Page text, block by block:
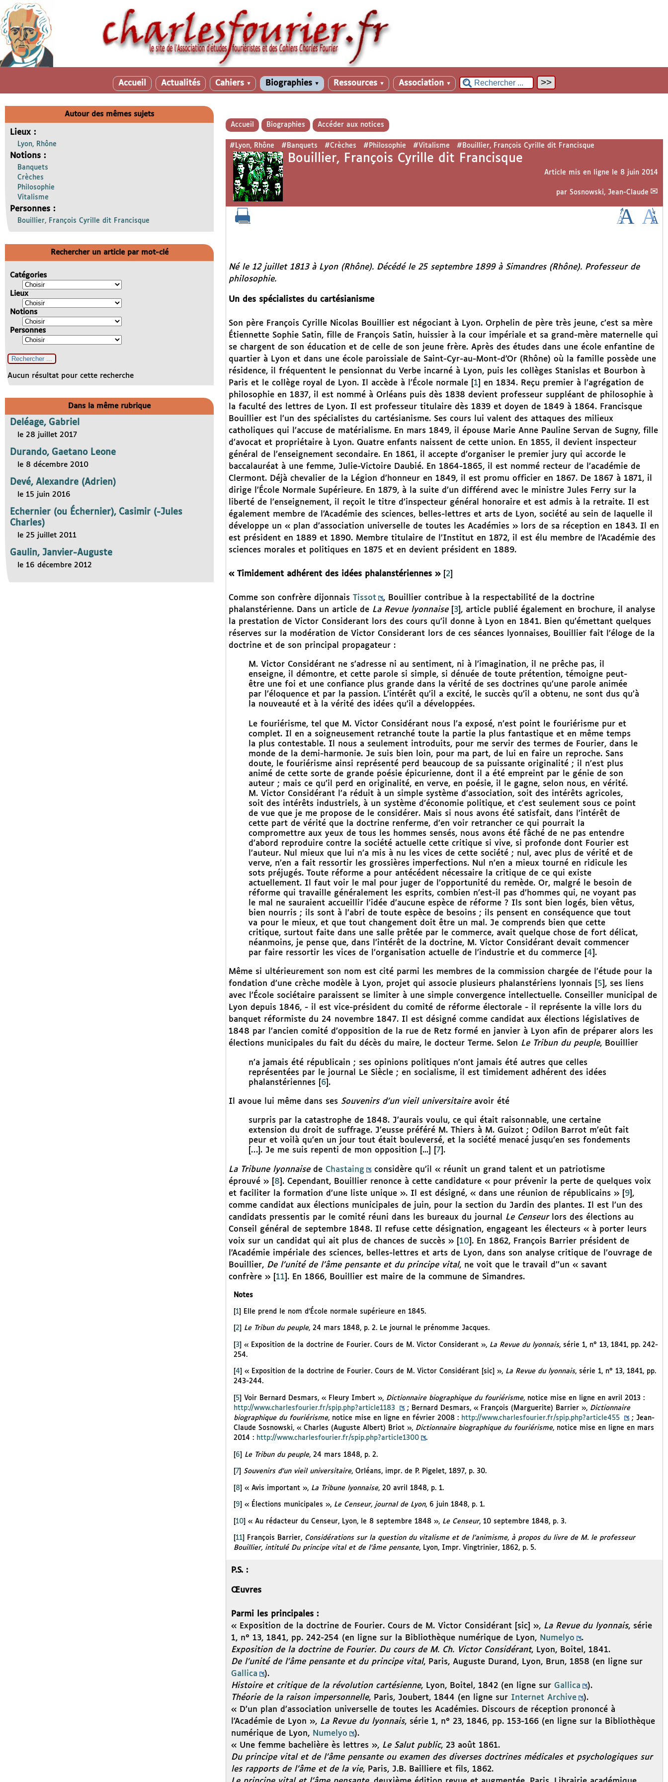
Accueil Actualités Cahiers ▼ Biographies ▼ Ressources ▼ Association ▼
Accueil Biographies Accéder aux notices
#Lyon, Rhône #Banquets #Crèches #Philosophie #Vitalisme #Bouillier, François Cyrille dit Francisque
Bouillier, François Cyrille dit Francisque
Article mis en ligne le 8 juin 2014
par Sosnowski, Jean-Claude
Né le 12 juillet 1813 à Lyon (Rhône). Décédé le 25 septembre 1899 à Simandres (Rhône). Professeur de
philosophie.
Un des spécialistes du cartésianisme
Son père François Cyrille Nicolas Bouillier est négociant à Lyon. Orphelin de père très jeune, c’est sa mère
Étiennette Sophie Satin, fille de François Satin, huissier à la cour impériale et sa grand-mère maternelle qui
se chargent de son éducation et de celle de son jeune frère. Après des études dans une école enfantine de
quartier à Lyon et dans une école paroissiale de Saint-Cyr-au-Mont-d’Or (Rhône) où la famille possède une
résidence, il fréquentent le pensionnat du Verbe incarné à Lyon, puis les collèges Stanislas et Bourbon à
Paris et le collège royal de Lyon. Il accède à l’École normale[ 1
en 1834. Reçu premier à l’agrégation de
philosophie en 1837, il est nommé à Orléans puis dès 1838 devient professeur suppléant de philosophie à
la faculté des lettres de Lyon. Il est professeur titulaire dès 1839 et doyen de 1849 à 1864. Francisque
Bouillier est l’un des spécialistes du cartésianisme. Ses cours lui valent des attaques des milieux
catholiques qui l’accuse de matérialisme. En mars 1849, il épouse Marie Anne Pauline Servan de Sugny, fille
d’avocat et propriétaire à Lyon. Quatre enfants naissent de cette union. En 1855, il devient inspecteur
général de l’enseignement secondaire. En 1861, il accepte d’organiser le premier jury qui accorde le
baccalauréat à une femme, Julie-Victoire Daubié. En 1864-1865, il est nommé recteur de l’académie de
Clermont. Déjà chevalier de la Légion d’honneur en 1849, il est promu officier en 1867. De 1867 à 1871, il
dirige l’École Normale Supérieure. En 1879, à la suite d’un différend avec le ministre Jules Ferry sur la
liberté de l’enseignement, il reçoit le titre d’inspecteur général honoraire et est admis à la retraite. Il est
également membre de l’Académie des sciences, belles-lettres et arts de Lyon, société au sein de laquelle il
développe un « plan d’association universelle de toutes les Académies » lors de sa réception en 1843. Il en
est président en 1889 et 1890. Membre titulaire de l’Institut en 1872, il est élu membre de l’Académie des
sciences morales et politiques en 1875 et en devient président en 1889.
« Timidement adhérent des idées phalanstériennes »[ 2]
Comme son confrère dijonnais Tissot
, Bouillier contribue à la respectabilité de la doctrine
phalanstérienne. Dans un article de La Revue lyonnaise[ 3] , article publié également en brochure, il analyse
la prestation de Victor Considerant lors des cours qu’il donne à Lyon en 1841. Bien qu’émettant quelques
réserves sur la modération de Victor Considerant lors de ces séances lyonnaises, Bouillier fait l’éloge de la
doctrine et de son principal propagateur :
M. Victor Considérant ne s’adresse ni au sentiment, ni à l’imagination, il ne prêche pas, il
enseigne, il démontre, et cette parole si simple, si dénuée de toute prétention, témoigne peut-
être une foi et une confiance plus grande dans la vérité de ses doctrines qu’une parole animée
par l’éloquence et par la passion. L’intérêt qu’il a excité, le succès qu’il a obtenu, ne sont dus qu’à
la nouveauté et à la vérité des idées qu’il a développées.
Le fouriérisme, tel que M. Victor Considérant nous l’a exposé, n’est point le fouriérisme pur et
complet. Il en a soigneusement retranché toute la partie la plus fantastique et en même temps
la plus contestable. Il nous a seulement introduits, pour me servir des termes de Fourier, dans le
monde de la demi-harmonie. Je suis bien loin, pour ma part, de lui en faire un reproche. Sans
doute, le fouriérisme ainsi représenté perd beaucoup de sa puissante originalité ; il n’est plus
animé de cette sorte de grande poésie épicurienne, dont il a été empreint par le génie de son
auteur ; mais ce qu’il perd en originalité, en verve, en poésie, il le gagne, selon nous, en vérité.
M. Victor Considérant l’a réduit à un simple système d’association, soit des intérêts agricoles,
soit des intérêts industriels, à un système d’économie politique, et c’est seulement sous ce point
de vue que je me propose de le considérer. Mais si nous avons été satisfait, dans l’intérêt de
cette part de vérité que la doctrine renferme, d’en voir retrancher ce qui pourrait la
compromettre aux yeux de tous les hommes sensés, nous avons été fâché de ne pas entendre
d’abord reproduire contre la société actuelle cette critique si vive, si profonde dont Fourier est
l’auteur. Nul mieux que lui n’a mis à nu les vices de cette société ; nul, avec plus de vérité et de
verve, n’en a fait ressortir les grossières imperfections. Nul n’en a mieux tourné en ridicule les
sots préjugés. Toute réforme a pour antécédent nécessaire la critique de ce qui existe
actuellement. Il faut voir le mal pour juger de l’opportunité du remède. Or, malgré le besoin de
réforme qui travaille généralement les esprits, combien n’est-il pas d’hommes qui, ne voyant pas
le mal ne sauraient accueillir l’idée d’aucune espèce de réforme ? Ils sont bien logés, bien vêtus,
bien nourris ; ils sont à l’abri de toute espèce de besoins ; ils pensent en conséquence que tout
va pour le mieux, et que tout changement doit être un mal. Je comprends bien que cette
critique, surtout faite dans une salle prêtée par le commerce, avait quelque chose de fort délicat,
néanmoins, je pense que, dans l’intérêt de la doctrine, M. Victor Considérant devait commencer
par faire ressortir les vices de l’organisation actuelle de l’industrie et du commerce[ 4 .
Même si ultérieurement son nom est cité parmi les membres de la commission chargée de l’étude pour la
fondation d’une crèche modèle à Lyon, projet qui associe plusieurs phalanstériens lyonnais
5 , ses liens
avec l’École sociétaire paraissent se limiter à une simple convergence intellectuelle. Conseiller municipal de
Lyon depuis 1846, - il est vice-président du comité de réforme électorale - il représente la ville lors du
banquet réformiste du 24 novembre 1847. Il est désigné comme candidat aux élections législatives de
1848 par l’ancien comité d’opposition de la rue de Retz formé en janvier à Lyon afin de préparer alors les
élections municipales du fait du décès du maire, le docteur Terme. Selon Le Tribun du peuple, Bouillier
n’a jamais été républicain ; ses opinions politiques n’ont jamais été autres que celles
représentées par le journal Le Siècle ; en socialisme, il est timidement adhérent des idées
phalanstériennes
6] .
Il avoue lui même dans ses Souvenirs d’un vieil universitaireavoir été
surpris par la catastrophe de 1848. J’aurais voulu, ce qui était raisonnable, une certaine
extension du droit de suffrage. J’eusse préféré M. Thiers à M. Guizot ; Odilon Barrot m’eût fait
peur et voilà qu’en un jour tout était bouleversé, et la société menacé jusqu’en ses fondements
[…]. Je me suis repenti de mon opposition [...]
7 .
La Tribune lyonnaisede Chastaing
considère qu’il « réunit un grand talent et un patriotisme
éprouvé »[ 8 . Cependant, Bouillier renonce à cette candidature « pour prévenir la perte de quelques voix
et faciliter la formation d’une liste unique ». Il est désigné, « dans une réunion de républicains »[ 9] ,
comme candidat aux élections municipales de juin, pour la section du Jardin des plantes. Il est l’un des
candidats pressentis par le comité réuni dans les bureaux du journal Le Censeurlors des élections au
Conseil général de septembre 1848. Il refuse cette désignation, engageant les électeurs « à porter leurs
voix sur un candidat qui ait plus de chances de succès »[ 10 . En 1862, François Barrier président de
l’Académie impériale des sciences, belles-lettres et arts de Lyon, dans son analyse critique de l’ouvrage de
Bouillier, De l’unité de l’âme pensante et du principe vital, ne voit que le travail d’’un « savant
confrère »[ 11 . En 1866, Bouillier est maire de la commune de Simandres.
Notes
[1] Elle prend le nom d’École normale supérieure en 1845.
2 Le Tribun du peuple, 24 mars 1848, p. 2. Le journal le prénomme Jacques.
[3] « Exposition de la doctrine de Fourier. Cours de M. Victor Considerant », La Revue du lyonnais, série 1, n° 13, 1841, pp. 242-
254.
4 « Exposition de la doctrine de Fourier. Cours de M. Victor Considérant [sic] », La Revue du lyonnais, série 1, n° 13, 1841, pp.
243-244.
5] Voir Bernard Desmars, « Fleury Imbert », Dictionnaire biographique du fouriérisme, notice mise en ligne en avril 2013 :
http://www.charlesfourier.fr/spip.php?article1183
; Bernard Desmars, « François (Marguerite) Barrier », Dictionnaire
biographique du fouriérisme, notice mise en ligne en février 2008 : http://www.charlesfourier.fr/spip.php?article455
; Jean-
Claude Sosnowski, « Charles (Auguste Albert) Briot », Dictionnaire biographique du fouriérisme, notice mise en ligne en mars
2014 : http://www.charlesfourier.fr/spip.php?article1300 .
[6] Le Tribun du peuple, 24 mars 1848, p. 2.
7] Souvenirs d’un vieil universitaire, Orléans, impr. de P. Pigelet, 1897, p. 30.
[8] « Avis important », La Tribune lyonnaise, 20 avril 1848, p. 1.
9 « Élections municipales », Le Censeur, journal de Lyon, 6 juin 1848, p. 1.
[10] « Au rédacteur du Censeur, Lyon, le 8 septembre 1848 », Le Censeur, 10 septembre 1848, p. 3.
11] François Barrier, Considérations sur la question du vitalisme et de l’animisme, à propos du livre de M. le professeur
Bouillier, intitulé Du principe vital et de l’âme pensante, Lyon, Impr. Vingtrinier, 1862, p. 5.
P.S. :
Œuvres
Parmi les principales :
« Exposition de la doctrine de Fourier. Cours de M. Victor Considérant [sic] », La Revue du lyonnais, série
1, n° 13, 1841, pp. 242-254 (en ligne sur la Bibliothèque numérique de Lyon, Numelyo
.
Exposition de la doctrine de Fourier. Du cours de M. Ch. Victor Considérant, Lyon, Boitel, 1841.
De l’unité de l’âme pensante et du principe vital, Paris, Auguste Durand, Lyon, Brun, 1858 (en ligne sur
Gallica
).
Histoire et critique de la révolution cartésienne, Lyon, Boitel, 1842 (en ligne sur Gallica
).
Théorie de la raison impersonnelle, Paris, Joubert, 1844 (en ligne sur Internet Archive
).
« D’un plan d’association universelle de toutes les Académies. Discours de réception prononcé à
l’Académie de Lyon », La Revue du lyonnais, série 1, n° 23, 1846, pp. 153-166 (en ligne sur la Bibliothèque
numérique de Lyon, Numelyo
).
« Une femme bachelière ès lettres », Le Salut public, 23 août 1861.
Du principe vital et de l’âme pensante ou examen des diverses doctrines médicales et psychologiques sur
les rapports de l’âme et de la vie, Paris, J.B. Bailliere et fils, 1862.
Autour des mêmes sujets
Lieux :
Lyon, Rhône
Notions :
Banquets
Crèches
Philosophie
Vitalisme
Personnes :
Bouillier, François Cyrille dit Francisque
Rechercher un article par mot-clé
Catégories
Lieux
Notions
Personnes
Aucun résultat pour cette recherche
Dans la même rubrique
Deléage, Gabriel
le 28 juillet 2017
Durando, Gaetano Leone
le 8 décembre 2010
Devé, Alexandre (Adrien)
le 15 juin 2016
Echernier (ou Échernier), Casimir (-Jules
Charles)
le 25 juillet 2011
Gaulin, Janvier-Auguste
le 16 décembre 2012